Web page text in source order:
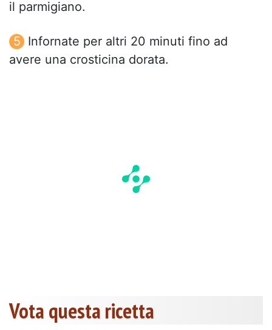
il parmigiano.
Infornate per altri 20 minuti fino ad
avere una crosticina dorata.
Vota questa ricetta